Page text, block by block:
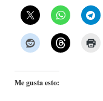
Me gusta esto: